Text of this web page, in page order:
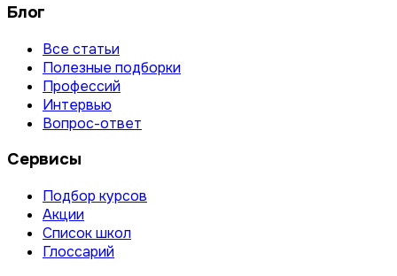
Блог
Все статьи
Полезные подборки
Профессий
Интервью
Вопрос-ответ
Сервисы
Подбор курсов
Акции
Список школ
Глоссарий